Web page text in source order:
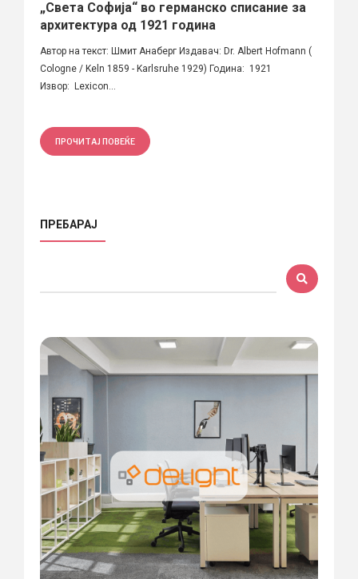
„Света Софија“ во германско списание за
архитектура од 1921 година
Автор на текст: Шмит Анаберг Издавач: Dr. Albert Hofmann (
Cologne / Keln 1859 - Karlsruhe 1929) Година: 1921
Извор: Lexicon...
ПРОЧИТАЈ ПОВЕЌЕ
ПРЕБАРАЈ